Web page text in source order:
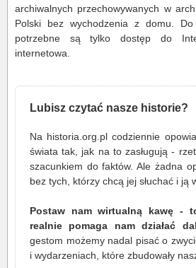
archiwalnych przechowywanych w
Polski bez wychodzenia z domu.
potrzebne są tylko dostęp do
internetowa.
Lubisz czytać nasze historie?
Na historia.org.pl codziennie
świata tak, jak na to zasługują -
szacunkiem do faktów. Ale żadna
bez tych, którzy chcą jej słuchać i ją
Postaw nam wirtualną kawę -
realnie pomaga nam działać
gestom możemy nadal pisać o
i wydarzeniach, które zbudowały